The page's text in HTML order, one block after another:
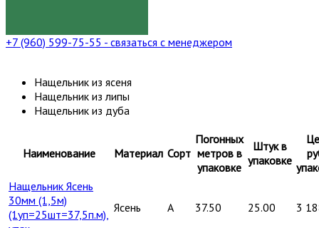
+7 (960) 599-75-55 - связаться с менеджером
Нащельник из ясеня
Нащельник из липы
Нащельник из дуба
Наименование Материал Сорт
Погонных
метров в
упаковке
Штук в
упаковке
Нащельник Ясень
30мм (1,5м)
(1уп=25шт=37,5п.м), Ясень A 37.50 25.00 3